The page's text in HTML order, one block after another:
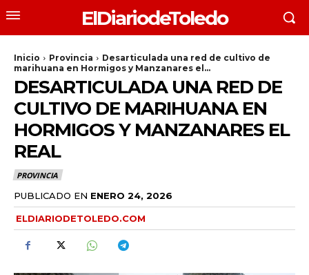
ElDiariodeToledo
Inicio Provincia
Desarticulada una red de cultivo de
marihuana en Hormigos y Manzanares el...
DESARTICULADA UNA RED DE
CULTIVO DE MARIHUANA EN
HORMIGOS Y MANZANARES EL
REAL
PROVINCIA
PUBLICADO EN ENERO 24, 2026
ELDIARIODETOLEDO.COM